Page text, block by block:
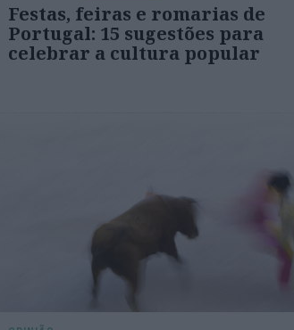
Festas, feiras e romarias de
Portugal: 15 sugestões para
celebrar a cultura popular